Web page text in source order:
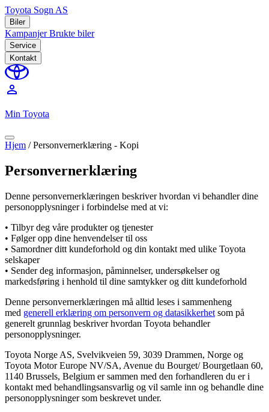
Toyota Sogn AS
Biler
KampanjerBrukte biler
Service
Kontakt
perm_identity
Min Toyota
Hjem /Personvernerklæring - Kopi
Personvernerklæring
Denne personvernerklæringen beskriver hvordan vi behandler dine
personopplysninger i forbindelse med at vi:
• Tilbyr deg våre produkter og tjenester
• Følger opp dine henvendelser til oss
• Samordner ditt kundeforhold og din kontakt med ulike Toyota
selskaper
• Sender deg informasjon, påminnelser, undersøkelser og
markedsføring i henhold til dine samtykker og ditt kundeforhold
Denne personvernerklæringen må alltid leses i sammenheng
med generell erklæring om personvern og datasikkerhet som på
generelt grunnlag beskriver hvordan Toyota behandler
personopplysninger.
Toyota Norge AS, Svelvikveien 59, 3039 Drammen, Norge og
Toyota Motor Europe NV/SA, Avenue du Bourget/ Bourgetlaan 60,
1140 Brussels, Belgium er sammen med den forhandleren du er i
kontakt med behandlingsansvarlig og vil samle inn og behandle dine
personopplysninger som beskrevet under.